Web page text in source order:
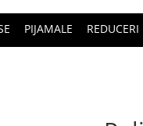
PIJAMALE REDUCERI